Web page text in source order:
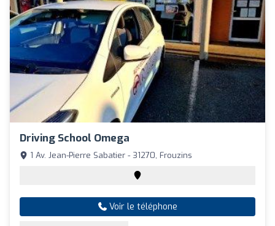
Driving School Omega
1 Av. Jean-Pierre Sabatier - 31270, Frouzins
Voir le téléphone